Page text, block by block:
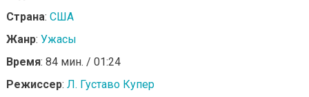
Страна: США
Жанр: Ужасы
Время: 84 мин. / 01:24
Режиссер: Л. Густаво Купер